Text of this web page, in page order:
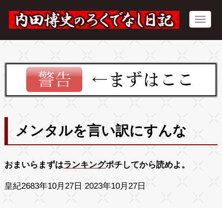
メンタルを言い訳にすんな
おまいらまずはランキングポチしてから読めよ。
皇紀2683年10月27日 2023年10月27日